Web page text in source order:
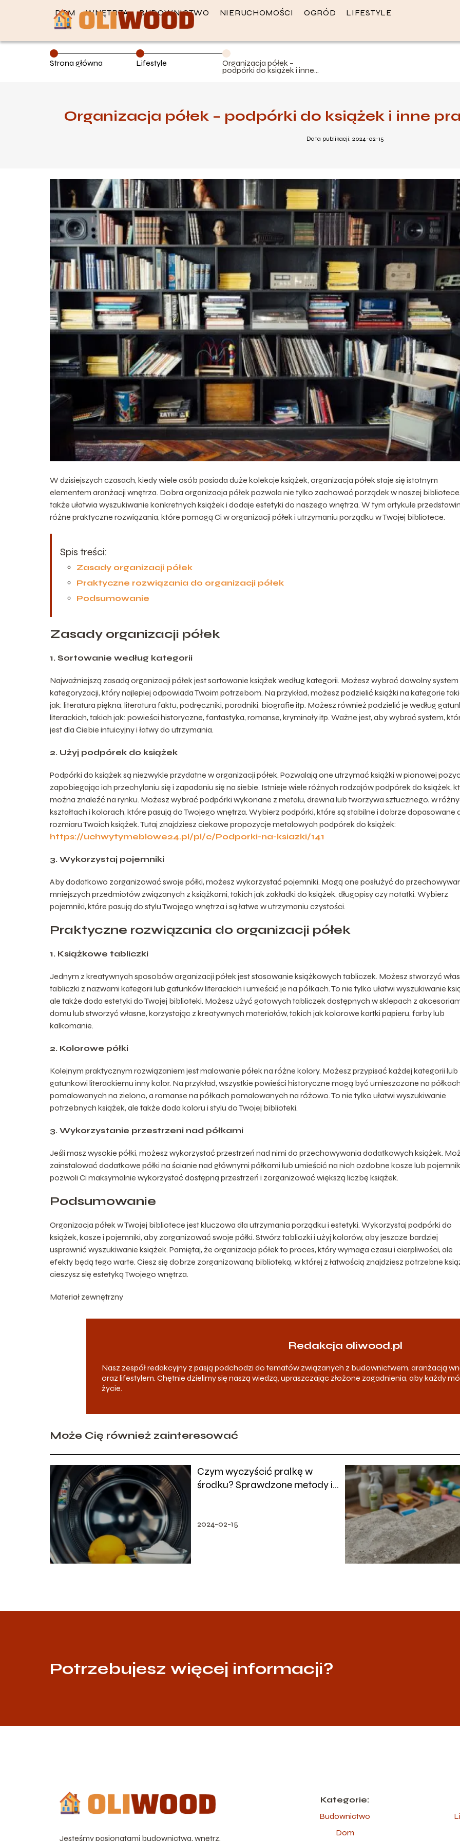
DOM WNĘTRZA BUDOWNICTWO NIERUCHOMOŚCI OGRÓD LIFESTYLE
Strona główna Lifestyle Organizacja półek –
podpórki do książek i inne
praktyczne rozwiązania
Organizacja półek – podpórki do książek i inne
Data publikacji: 2024-02-15
W dzisiejszych czasach, kiedy wiele osób posiada duże kolekcje książek, organizacja półek staje się istotnym
elementem aranżacji wnętrza. Dobra organizacja półek pozwala nie tylko zachować porządek w naszej
także ułatwia wyszukiwanie konkretnych książek i dodaje estetyki do naszego wnętrza. W tym artykule
różne praktyczne rozwiązania, które pomogą Ci w organizacji półek i utrzymaniu porządku w Twojej bibliotece.
Spis treści:
Zasady organizacji półek
Praktyczne rozwiązania do organizacji półek
Podsumowanie
Zasady organizacji półek
1. Sortowanie według kategorii
Najważniejszą zasadą organizacji półek jest sortowanie książek według kategorii. Możesz wybrać dowolny system
kategoryzacji, który najlepiej odpowiada Twoim potrzebom. Na przykład, możesz podzielić książki na kategorie
jak: literatura piękna, literatura faktu, podręczniki, poradniki, biografie itp. Możesz również podzielić je według
literackich, takich jak: powieści historyczne, fantastyka, romanse, kryminały itp. Ważne jest, aby wybrać system,
jest dla Ciebie intuicyjny i łatwy do utrzymania.
2. Użyj podpórek do książek
Podpórki do książek są niezwykle przydatne w organizacji półek. Pozwalają one utrzymać książki w pionowej
zapobiegając ich przechylaniu się i zapadaniu się na siebie. Istnieje wiele różnych rodzajów podpórek do książek,
można znaleźć na rynku. Możesz wybrać podpórki wykonane z metalu, drewna lub tworzywa sztucznego, w
kształtach i kolorach, które pasują do Twojego wnętrza. Wybierz podpórki, które są stabilne i dobrze dopasowane
rozmiaru Twoich książek. Tutaj znajdziesz ciekawe propozycje metalowych podpórek do książek:
https://uchwytymeblowe24.pl/pl/c/Podporki-na-ksiazki/141
3. Wykorzystaj pojemniki
Aby dodatkowo zorganizować swoje półki, możesz wykorzystać pojemniki. Mogą one posłużyć do
mniejszych przedmiotów związanych z książkami, takich jak zakładki do książek, długopisy czy notatki. Wybierz
pojemniki, które pasują do stylu Twojego wnętrza i są łatwe w utrzymaniu czystości.
Praktyczne rozwiązania do organizacji półek
1. Książkowe tabliczki
Jednym z kreatywnych sposobów organizacji półek jest stosowanie książkowych tabliczek. Możesz stworzyć
tabliczki z nazwami kategorii lub gatunków literackich i umieścić je na półkach. To nie tylko ułatwi wyszukiwanie
ale także doda estetyki do Twojej biblioteki. Możesz użyć gotowych tabliczek dostępnych w sklepach z
domu lub stworzyć własne, korzystając z kreatywnych materiałów, takich jak kolorowe kartki papieru, farby lub
kalkomanie.
2. Kolorowe półki
Kolejnym praktycznym rozwiązaniem jest malowanie półek na różne kolory. Możesz przypisać każdej kategorii lub
gatunkowi literackiemu inny kolor. Na przykład, wszystkie powieści historyczne mogą być umieszczone na półkach
pomalowanych na zielono, a romanse na półkach pomalowanych na różowo. To nie tylko ułatwi wyszukiwanie
potrzebnych książek, ale także doda koloru i stylu do Twojej biblioteki.
3. Wykorzystanie przestrzeni nad półkami
Jeśli masz wysokie półki, możesz wykorzystać przestrzeń nad nimi do przechowywania dodatkowych książek.
zainstalować dodatkowe półki na ścianie nad głównymi półkami lub umieścić na nich ozdobne kosze lub
pozwoli Ci maksymalnie wykorzystać dostępną przestrzeń i zorganizować większą liczbę książek.
Podsumowanie
Organizacja półek w Twojej bibliotece jest kluczowa dla utrzymania porządku i estetyki. Wykorzystaj podpórki do
książek, kosze i pojemniki, aby zorganizować swoje półki. Stwórz tabliczki i użyj kolorów, aby jeszcze bardziej
usprawnić wyszukiwanie książek. Pamiętaj, że organizacja półek to proces, który wymaga czasu i cierpliwości, ale
efekty będą tego warte. Ciesz się dobrze zorganizowaną biblioteką, w której z łatwością znajdziesz potrzebne
cieszysz się estetyką Twojego wnętrza.
Materiał zewnętrzny
Redakcja oliwood.pl
Nasz zespół redakcyjny z pasją podchodzi do tematów związanych z budownictwem, aranżacją
oraz lifestylem. Chętnie dzielimy się naszą wiedzą, upraszczając złożone zagadnienia, aby każdy
życie.
Może Cię również zainteresować
Czym wyczyścić pralkę w
środku? Sprawdzone metody i
2024-02-15
Potrzebujesz więcej informacji?
Jesteśmy pasjonatami budownictwa, wnętrz,
Kategorie:
Budownictwo
Dom